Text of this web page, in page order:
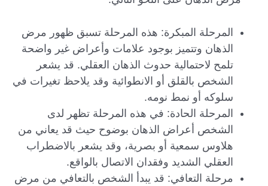
المرحلة المبكرة: هذه المرحلة تسبق ظهور مرض
الذهان وتتميز بوجود علامات وأعراض غير واضحة
تلمح لاحتمالية حدوث الذهان العقلي. قد يشعر
الشخص بالقلق أو الانطوائية وقد يلاحظ تغيرات في
سلوكه أو نمط نومه.
المرحلة الحادة: في هذه المرحلة تظهر لدى
الشخص أعراض الذهان بوضوح حيث قد يعاني من
هلاوس سمعية أو بصرية، وقد يشعر بالاضطراب
العقلي الشديد وفقدان الاتصال بالواقع.
مرحلة التعافي: قد يبدأ الشخص بالتعافي من مرض